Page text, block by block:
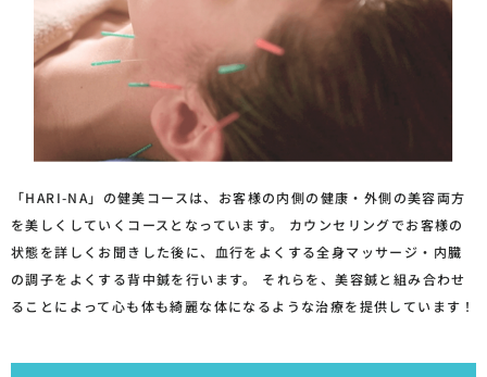
「HARI-NA」の健美コースは、お客様の内側の健康・外側の美容両方
を美しくしていくコースとなっています。 カウンセリングでお客様の
状態を詳しくお聞きした後に、血行をよくする全身マッサージ・内臓
の調子をよくする背中鍼を行います。 それらを、美容鍼と組み合わせ
ることによって心も体も綺麗な体になるような治療を提供しています！